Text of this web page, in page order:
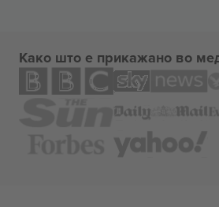
Како што е прикажано во